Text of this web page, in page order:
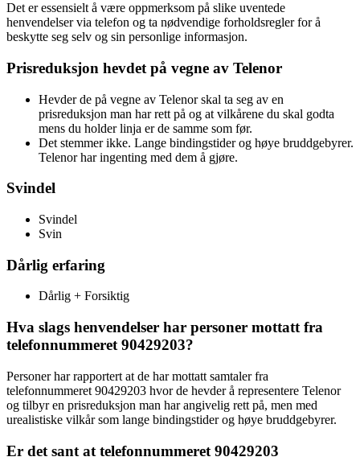
Det er essensielt å være oppmerksom på slike uventede
henvendelser via telefon og ta nødvendige forholdsregler for å
beskytte seg selv og sin personlige informasjon.
Prisreduksjon hevdet på vegne av Telenor
Hevder de på vegne av Telenor skal ta seg av en
prisreduksjon man har rett på og at vilkårene du skal godta
mens du holder linja er de samme som før.
Det stemmer ikke. Lange bindingstider og høye bruddgebyrer.
Telenor har ingenting med dem å gjøre.
Svindel
Svindel
Svin
Dårlig erfaring
Dårlig + Forsiktig
Hva slags henvendelser har personer mottatt fra
telefonnummeret 90429203?
Personer har rapportert at de har mottatt samtaler fra
telefonnummeret 90429203 hvor de hevder å representere Telenor
og tilbyr en prisreduksjon man har angivelig rett på, men med
urealistiske vilkår som lange bindingstider og høye bruddgebyrer.
Er det sant at telefonnummeret 90429203